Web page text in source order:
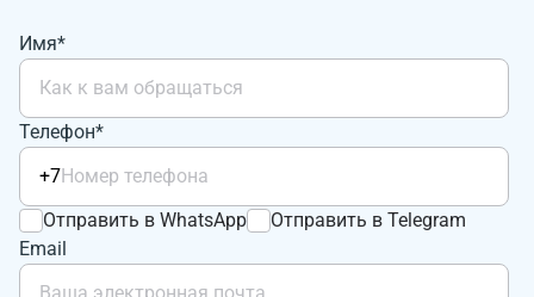
Имя*
Телефон*
+7
Отправить в WhatsApp
Отправить в Telegram
Email